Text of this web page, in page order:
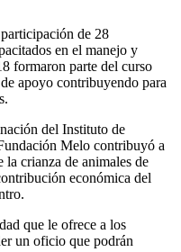
de 28
en el manejo y
formaron parte del curso
apoyo contribuyendo para
del Instituto de
Melo contribuyó a
crianza de animales de
económica del
que le ofrece a los
un oficio que podrán